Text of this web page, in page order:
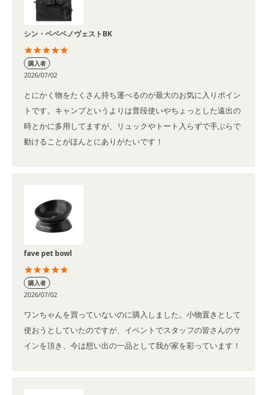
シン・ベベベノヴェストBK
購入者
2026/07/02
とにかく物をたくさん持ち運べるのが最大のお気に入りポイン
トです。キャンプというよりは普段使いやちょっとした遠出の
時とかに多用してますが、リュックやトート入らずで手ぶらで
動けることがほんとにありがたいです！
fave pet bowl
購入者
2026/07/02
ワンちゃんを買っていないのに購入しました。小物置きとして
使おうとしていたのですが、イベントでスタッフの皆さんのサ
インを頂き、今は想い出の一品として我が家を彩っています！